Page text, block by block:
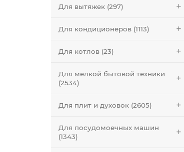
Для вытяжек (297)
Для кондиционеров (1113)
Для котлов (23)
Для мелкой бытовой техники
(2534)
Для плит и духовок (2605)
Для посудомоечных машин
(1343)